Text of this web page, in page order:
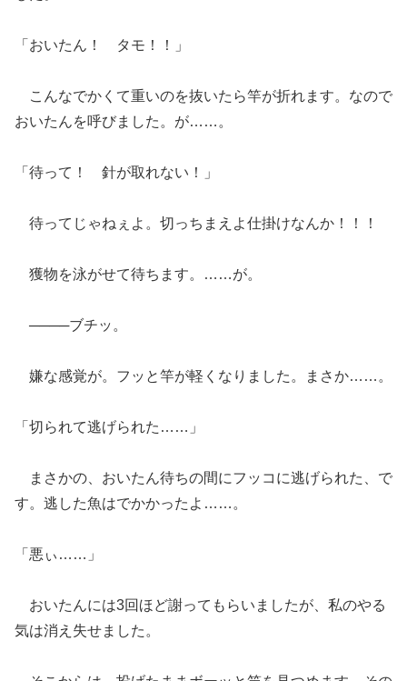
「おいたん！ タモ！！」
こんなでかくて重いのを抜いたら竿が折れます。なので
おいたんを呼びました。が……。
「待って！ 針が取れない！」
待ってじゃねぇよ。切っちまえよ仕掛けなんか！！！
獲物を泳がせて待ちます。……が。
────ブチッ。
嫌な感覚が。フッと竿が軽くなりました。まさか……。
「切られて逃げられた……」
まさかの、おいたん待ちの間にフッコに逃げられた、で
す。逃した魚はでかかったよ……。
「悪ぃ……」
おいたんには3回ほど謝ってもらいましたが、私のやる
気は消え失せました。